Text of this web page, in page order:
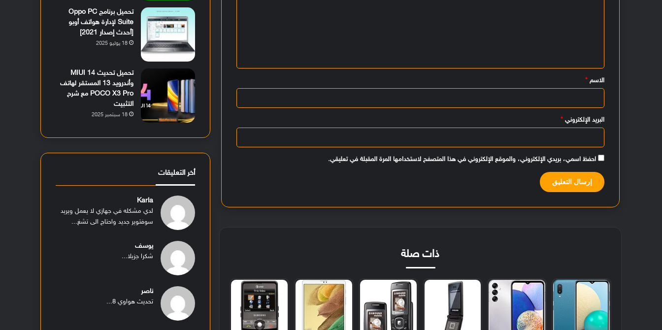
الاسم*
البريد الإلكتروني*
احفظ اسمي، بريدي الإلكتروني، والموقع الإلكتروني في هذا المتصفح لاستخدامها المرة المقبلة في تعليقي.
ذات صلة
تحميل برنامج Oppo PC
Suite لإدارة هواتف أوبو
[أحدث إصدار 2021]
18 يوليو 2025
تحميل تحديث MIUI 14
وأندرويد 13 المستقر لهاتف
POCO X3 Pro مع شرح
التثبيت
18 سبتمبر 2025
أخر التعليقات
Karla
لدي مشكله في جهازي لا يعمل ويريد
سوفتوير جديد واحتاج الى تشغ...
يوسف
شكرا جزيلا...
ناصر
تحديث هواوي 8...